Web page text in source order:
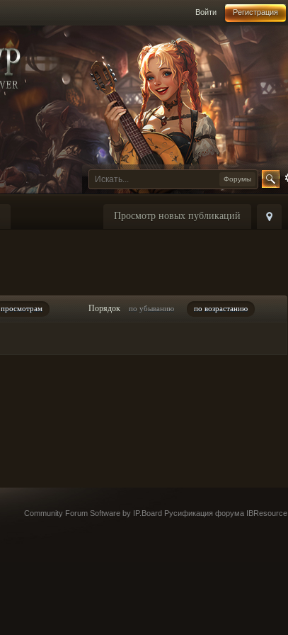
Войти Регистрация
Форумы
Просмотр новых публикаций
просмотрам Порядок по убыванию по возрастанию
Community Forum Software by IP.Board Русификация форума IBResource